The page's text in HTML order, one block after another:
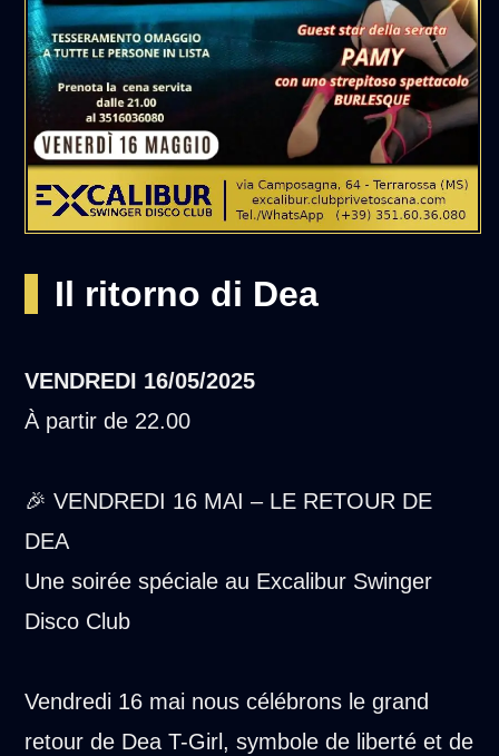
Il ritorno di Dea
VENDREDI 16/05/2025
À partir de 22.00
🎉 VENDREDI 16 MAI – LE RETOUR DE
DEA
Une soirée spéciale au Excalibur Swinger
Disco Club
Vendredi 16 mai nous célébrons le grand
retour de Dea T-Girl, symbole de liberté et de